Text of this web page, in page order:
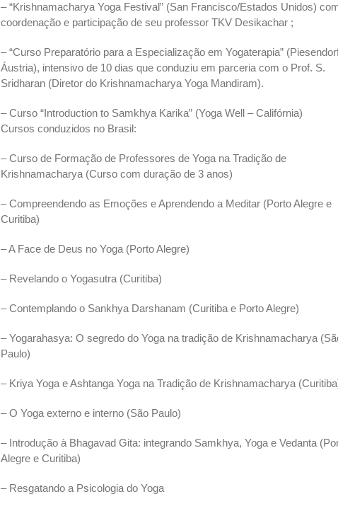
– “Krishnamacharya Yoga Festival” (San Francisco/Estados Unidos)
coordenação e participação de seu professor TKV Desikachar ;
– “Curso Preparatório para a Especialização em Yogaterapia”
Áustria), intensivo de 10 dias que conduziu em parceria com o Prof. S.
Sridharan (Diretor do Krishnamacharya Yoga Mandiram).
– Curso “Introduction to Samkhya Karika” (Yoga Well – Califórnia)
Cursos conduzidos no Brasil:
– Curso de Formação de Professores de Yoga na Tradição de
Krishnamacharya (Curso com duração de 3 anos)
– Compreendendo as Emoções e Aprendendo a Meditar (Porto Alegre e
Curitiba)
– A Face de Deus no Yoga (Porto Alegre)
– Revelando o Yogasutra (Curitiba)
– Contemplando o Sankhya Darshanam (Curitiba e Porto Alegre)
– Yogarahasya: O segredo do Yoga na tradição de Krishnamacharya
Paulo)
– Kriya Yoga e Ashtanga Yoga na Tradição de Krishnamacharya
– O Yoga externo e interno (São Paulo)
– Introdução à Bhagavad Gita: integrando Samkhya, Yoga e Vedanta
Alegre e Curitiba)
– Resgatando a Psicologia do Yoga